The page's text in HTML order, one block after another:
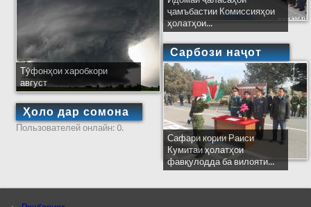
Тӯфонҳои харобкори
август
Ҳоло дар сомона
Пользователей онлайн: 0.
ҷамъбастии Комиссияҳои
ҳолатҳои...
Сарбози наҷот
Сафари кории Раиси
Кумитаи ҳолатҳои
фавқулодда ба вилояти...